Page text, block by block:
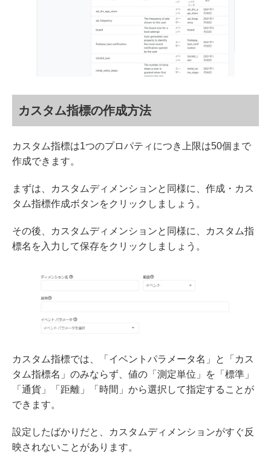
カスタム指標の作成方法
カスタム指標は1つのプロパティにつき上限は50個まで
作成できます。
まずは、カスタムディメンションと同様に、作成・カス
タム指標作成ボタンをクリックしましょう。
その後、カスタムディメンションと同様に、カスタム指
標名を入力して保存をクリックしましょう。
カスタム指標では、「イベントパラメータ名」と「カス
タム指標名」のみならず、値の「測定単位」を「標準」
「通貨」「距離」「時間」から選択して指定することが
できます。
設定したばかりだと、カスタムディメンションがすぐ反
映されないことがあります。